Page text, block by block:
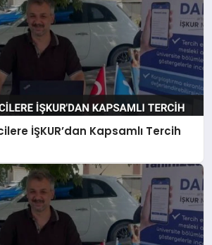
İŞKUR’dan Kapsamlı Tercih